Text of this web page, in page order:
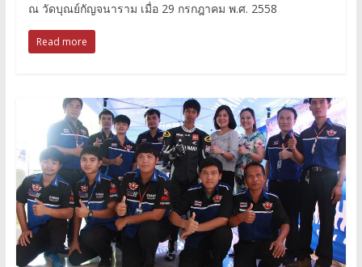
ณ วัดบุณย์กัญจนาราม เมื่อ 29 กรกฎาคม พ.ศ. 2558
Read more